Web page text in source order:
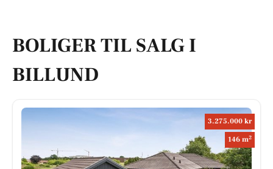
BOLIGER TIL SALG I
BILLUND
3.275.000 kr
146 m2